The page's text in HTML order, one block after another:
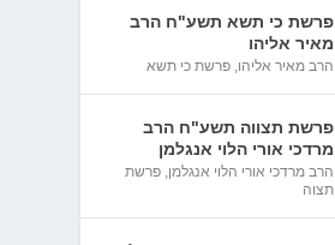
פרשת כי תשא תשע"ח הרב
מאיר אליהו
הרב מאיר אליהו,פרשת כי תשא
פרשת תצווה תשע"ח הרב
מרדכי אורי הלוי אנגלמן
הרב מרדכי אורי הלוי אנגלמן,פרשת
תצוה